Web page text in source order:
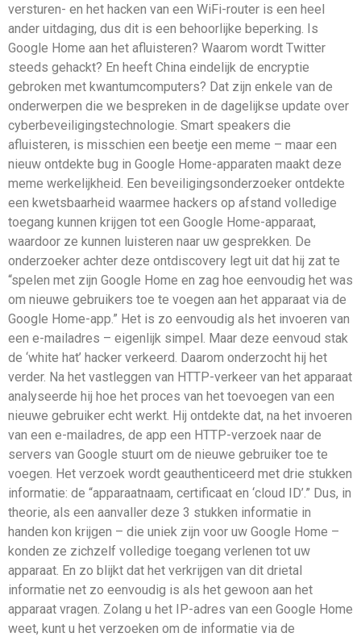
versturen- en het hacken van een WiFi-router is een heel
ander uitdaging, dus dit is een behoorlijke beperking. Is
Google Home aan het afluisteren? Waarom wordt Twitter
steeds gehackt? En heeft China eindelijk de encryptie
gebroken met kwantumcomputers? Dat zijn enkele van de
onderwerpen die we bespreken in de dagelijkse update over
cyberbeveiligingstechnologie. Smart speakers die
afluisteren, is misschien een beetje een meme – maar een
nieuw ontdekte bug in Google Home-apparaten maakt deze
meme werkelijkheid. Een beveiligingsonderzoeker ontdekte
een kwetsbaarheid waarmee hackers op afstand volledige
toegang kunnen krijgen tot een Google Home-apparaat,
waardoor ze kunnen luisteren naar uw gesprekken. De
onderzoeker achter deze ontdiscovery legt uit dat hij zat te
“spelen met zijn Google Home en zag hoe eenvoudig het was
om nieuwe gebruikers toe te voegen aan het apparaat via de
Google Home-app.” Het is zo eenvoudig als het invoeren van
een e-mailadres – eigenlijk simpel. Maar deze eenvoud stak
de ‘white hat’ hacker verkeerd. Daarom onderzocht hij het
verder. Na het vastleggen van HTTP-verkeer van het apparaat
analyseerde hij hoe het proces van het toevoegen van een
nieuwe gebruiker echt werkt. Hij ontdekte dat, na het invoeren
van een e-mailadres, de app een HTTP-verzoek naar de
servers van Google stuurt om de nieuwe gebruiker toe te
voegen. Het verzoek wordt geauthenticeerd met drie stukken
informatie: de “apparaatnaam, certificaat en ‘cloud ID’.” Dus, in
theorie, als een aanvaller deze 3 stukken informatie in
handen kon krijgen – die uniek zijn voor uw Google Home –
konden ze zichzelf volledige toegang verlenen tot uw
apparaat. En zo blijkt dat het verkrijgen van dit drietal
informatie net zo eenvoudig is als het gewoon aan het
apparaat vragen. Zolang u het IP-adres van een Google Home
weet, kunt u het verzoeken om de informatie via de